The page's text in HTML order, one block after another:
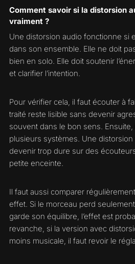
Comment savoir si la distorsion
vraiment ?
Une distorsion audio fonctionne si
dans son ensemble. Elle ne doit
bien en solo. Elle doit soutenir
et clarifier l’intention.
Pour vérifier cela, il faut écouter à
traité reste lisible sans devenir
souvent dans le bon sens.
plusieurs systèmes. Une
devenir trop dure sur des
petite enceinte.
Il faut aussi comparer
effet. Si le morceau perd
garde son équilibre, l’effet est
revanche, si la version avec
moins musicale, il faut revoir le